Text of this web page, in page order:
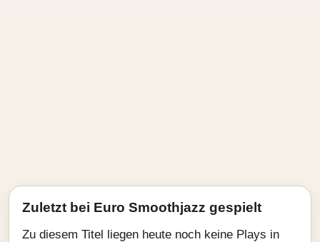
Zuletzt bei Euro Smoothjazz gespielt
Zu diesem Titel liegen heute noch keine Plays in